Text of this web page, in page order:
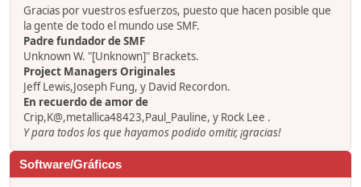
Gracias por vuestros esfuerzos, puesto que hacen posible que
la gente de todo el mundo use SMF.
Padre fundador de SMF
Unknown W. "[Unknown]" Brackets.
Project Managers Originales
Jeff Lewis,Joseph Fung, y David Recordon.
En recuerdo de amor de
Crip,K@,metallica48423,Paul_Pauline, y Rock Lee .
Y para todos los que hayamos podido omitir, ¡gracias!
Software/Gráficos